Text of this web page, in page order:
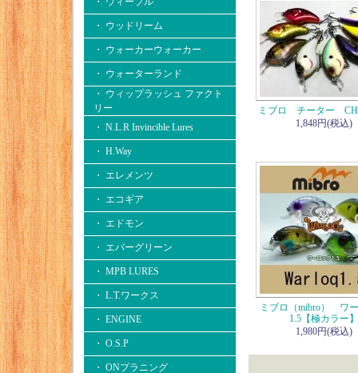
・ ウッドリーム
・ ウォーカーウォーカー
・ ウォーターランド
・ ウィップラッシュ ファクト
リー
・ N.L.R Invincible Lures
・ H.Way
・ エレメンツ
・ エコギア
・ エドモン
・ エバーグリーン
・ MPB LURES
・ L.T.ワークス
・ ENGINE
・ O.S.P
・ ONプラニング
ミブロ チーター
1,848円(税込)
ミブロ（mibro） ワ
1.5【極カラー】
1,980円(税込)